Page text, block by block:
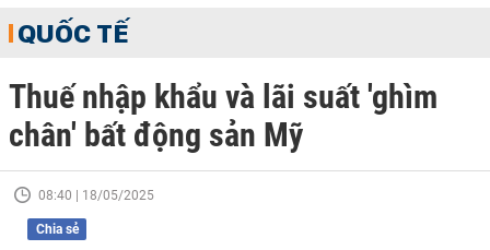
QUỐC TẾ
Thuế nhập khẩu và lãi suất 'ghìm
chân' bất động sản Mỹ
08:40 | 18/05/2025
Chia sẻ